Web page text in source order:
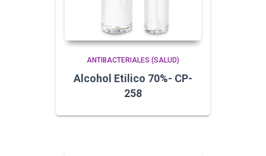
ANTIBACTERIALES (SALUD)
Alcohol Etilico 70%- CP-
258